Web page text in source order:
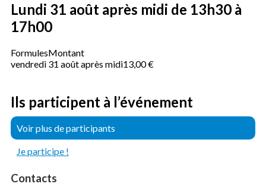
Lundi 31 août après midi de 13h30 à
17h00
FormulesMontant
vendredi 31 août après midi13,00 €
Ils participent à l’événement
Voir plus de participants
Je participe !
Contacts